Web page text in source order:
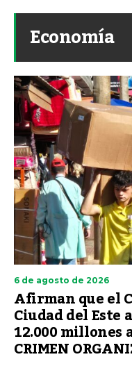
Economía
6 de agosto de 2026
Afirman que el
Ciudad del Este
12.000 millones
CRIMEN